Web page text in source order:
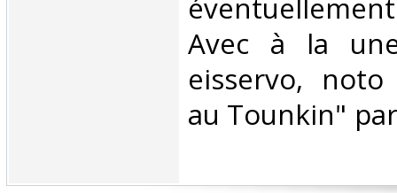
Avec à la
eisservo,
au Tounkin"